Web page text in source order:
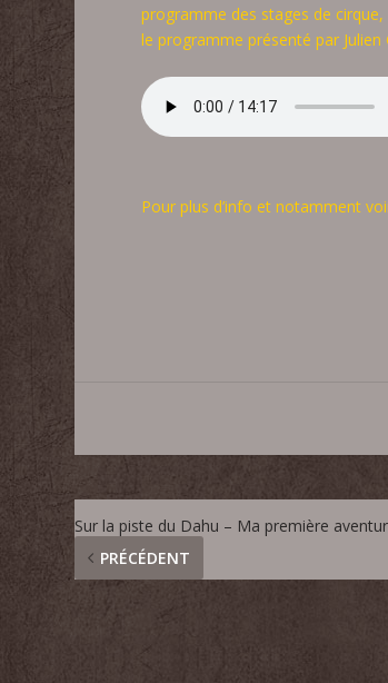
programme des stages de
le programme présenté par
Pour plus d’info et notamment
Sur la piste du Dahu – Ma première
PRÉCÉDENT